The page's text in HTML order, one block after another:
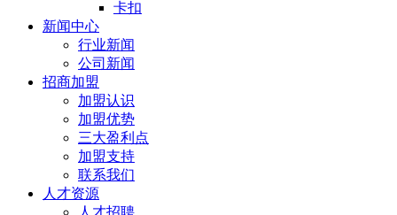
卡扣
新闻中心
行业新闻
公司新闻
招商加盟
加盟认识
加盟优势
三大盈利点
加盟支持
联系我们
人才资源
人才招聘